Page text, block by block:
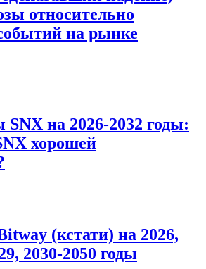
относительно
на рынке
на 2026-2032 годы:
хорошей
(кстати) на 2026,
2030-2050 годы